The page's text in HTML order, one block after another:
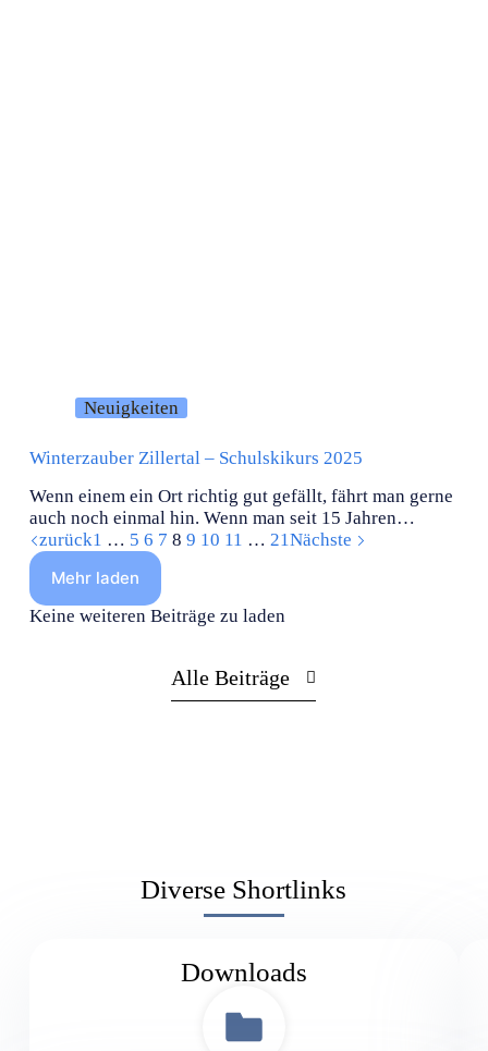
Neuigkeiten
Winterzauber Zillertal – Schulskikurs 2025
Wenn einem ein Ort richtig gut gefällt, fährt man gerne
auch noch einmal hin. Wenn man seit 15 Jahren…
zurück1 … 5 6 7 8 9 10 11 … 21Nächste
Mehr laden
Keine weiteren Beiträge zu laden
Alle Beiträge
Diverse Shortlinks
Downloads